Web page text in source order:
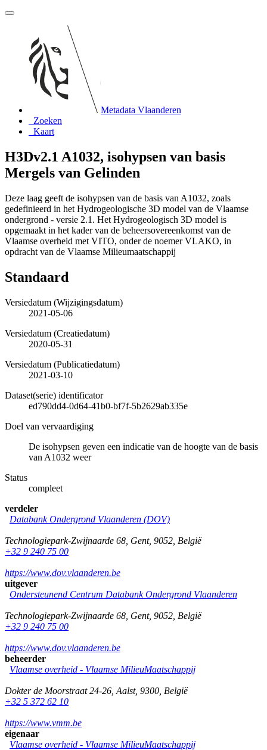
Metadata Vlaanderen
Zoeken
Kaart
H3Dv2.1 A1032, isohypsen van basis
Mergels van Gelinden
Deze laag geeft de isohypsen van de basis van A1032, zoals
gedefinieerd in het Hydrogeologische 3D model van de Vlaamse
ondergrond - versie 2.1. Het Hydrogeologisch 3D model is
opgemaakt in het kader van de beheersovereenkomst van de
Vlaamse overheid met VITO, onder de noemer VLAKO, in
opdracht van de Vlaamse Milieumaatschappij
Standaard
Versiedatum (Wijzigingsdatum)
2021-05-06
Versiedatum (Creatiedatum)
2020-05-31
Versiedatum (Publicatiedatum)
2021-03-10
Dataset(serie) identificator
ed790dd4-0d64-41b0-bf7f-5b2629ab335e
Doel van vervaardiging
De isohypsen geven een indicatie van de hoogte van de basis
van A1032 weer
Status
compleet
verdeler
Databank Ondergrond Vlaanderen (DOV)
Technologiepark-Zwijnaarde 68 Gent, 9052 België
+32 9 240 75 00
https://www.dov.vlaanderen.be
uitgever
Ondersteunend Centrum Databank Ondergrond Vlaanderen
Technologiepark-Zwijnaarde 68 Gent, 9052 België
+32 9 240 75 00
https://www.dov.vlaanderen.be
beheerder
Vlaamse overheid - Vlaamse MilieuMaatschappij
Dokter de Moorstraat 24-26 Aalst, 9300 België
+32 5 372 62 10
https://www.vmm.be
eigenaar
Vlaamse overheid - Vlaamse MilieuMaatschappij